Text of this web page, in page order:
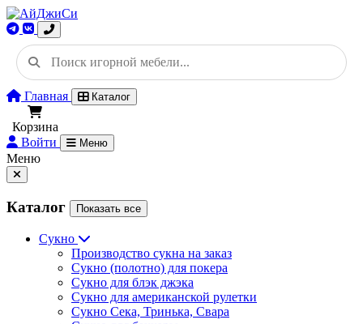
Главная Каталог
Корзина
Войти
Меню
Меню
Каталог Показать все
Сукно
Производство сукна на заказ
Сукно (полотно) для покера
Сукно для блэк джэка
Сукно для американской рулетки
Сукно Сека, Тринька, Свара